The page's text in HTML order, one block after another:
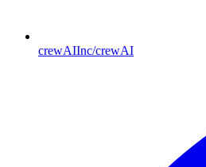
crewAIInc/crewAI